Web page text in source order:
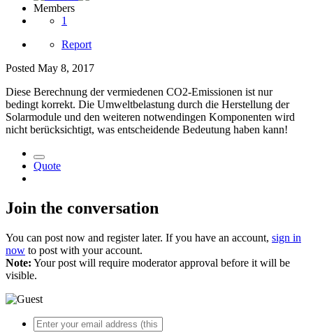
Members
1
Report
Posted May 8, 2017
Diese Berechnung der vermiedenen CO2-Emissionen ist nur
bedingt korrekt. Die Umweltbelastung durch die Herstellung der
Solarmodule und den weiteren notwendingen Komponenten wird
nicht berücksichtigt, was entscheidende Bedeutung haben kann!
Quote
Join the conversation
You can post now and register later. If you have an account, sign in
now to post with your account.
Note: Your post will require moderator approval before it will be
visible.